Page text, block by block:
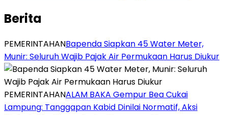
Berita
PEMERINTAHAN‎Bapenda Siapkan 45 Water Meter,
Munir: Seluruh Wajib Pajak Air Permukaan Harus Diukur
PEMERINTAHANALAM BAKA Gempur Bea Cukai
Lampung: Tanggapan Kabid Dinilai Normatif, Aksi